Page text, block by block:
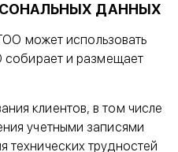
ДАННЫХ
может использовать
и размещает
клиентов, в том числе
учетными записями
технических трудностей